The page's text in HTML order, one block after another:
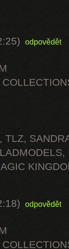
odpovědět
TLZ,
odpovědět